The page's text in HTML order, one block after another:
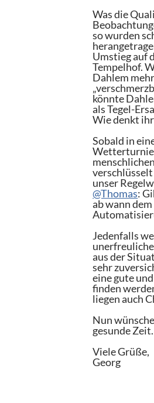
Was die
so wurden
Umstieg auf
Tempelhof.
Dahlem
könnte
als Tegel-
Wie denkt
Sobald in
unser
@Thomas:
ab wann
Jedenfalls
aus der
sehr
eine gute
finden
liegen auch
Nun
gesunde Zeit.
Viele Grüße,
Georg